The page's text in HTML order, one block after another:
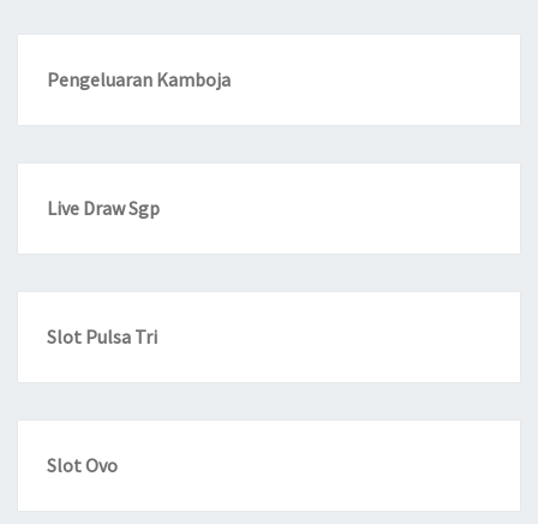
Pengeluaran Kamboja
Live Draw Sgp
Slot Pulsa Tri
Slot Ovo